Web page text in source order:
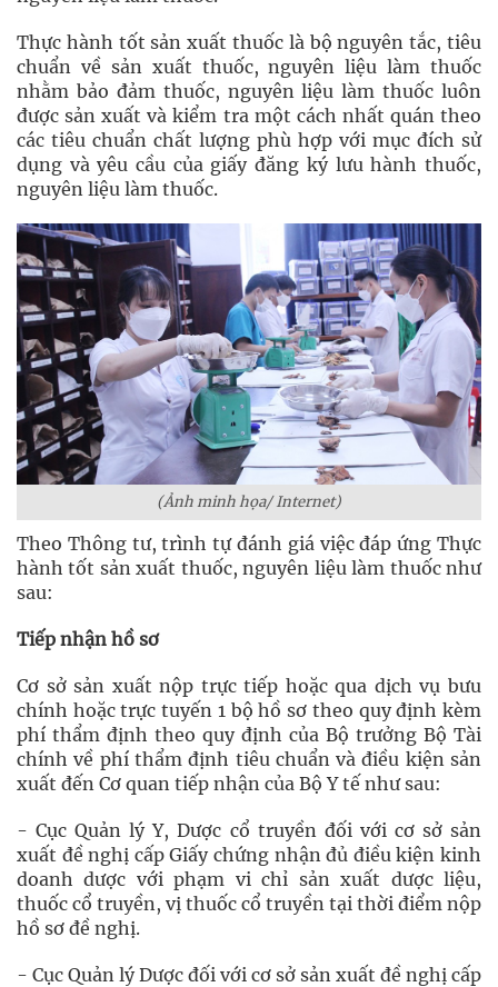
Thực hành tốt sản xuất thuốc là bộ nguyên tắc, tiêu
chuẩn về sản xuất thuốc, nguyên liệu làm thuốc
nhằm bảo đảm thuốc, nguyên liệu làm thuốc luôn
được sản xuất và kiểm tra một cách nhất quán theo
các tiêu chuẩn chất lượng phù hợp với mục đích sử
dụng và yêu cầu của giấy đăng ký lưu hành thuốc,
nguyên liệu làm thuốc.
(Ảnh minh họa/ Internet)
Theo Thông tư, trình tự đánh giá việc đáp ứng Thực
hành tốt sản xuất thuốc, nguyên liệu làm thuốc như
sau:
Tiếp nhận hồ sơ
Cơ sở sản xuất nộp trực tiếp hoặc qua dịch vụ bưu
chính hoặc trực tuyến 1 bộ hồ sơ theo quy định kèm
phí thẩm định theo quy định của Bộ trưởng Bộ Tài
chính về phí thẩm định tiêu chuẩn và điều kiện sản
xuất đến Cơ quan tiếp nhận của Bộ Y tế như sau:
- Cục Quản lý Y, Dược cổ truyền đối với cơ sở sản
xuất đề nghị cấp Giấy chứng nhận đủ điều kiện kinh
doanh dược với phạm vi chỉ sản xuất dược liệu,
thuốc cổ truyền, vị thuốc cổ truyền tại thời điểm nộp
hồ sơ đề nghị.
- Cục Quản lý Dược đối với cơ sở sản xuất đề nghị cấp